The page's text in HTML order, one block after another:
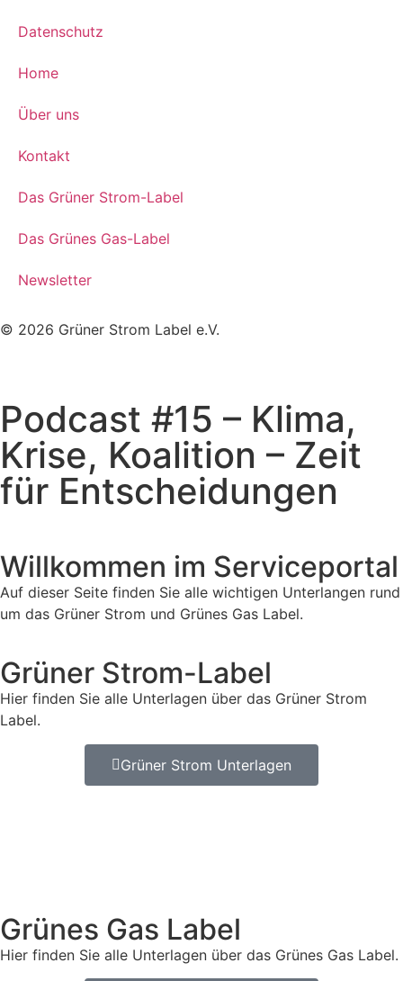
Datenschutz
Home
Über uns
Kontakt
Das Grüner Strom-Label
Das Grünes Gas-Label
Newsletter
© 2026 Grüner Strom Label e.V.
Podcast #15 – Klima,
Krise, Koalition – Zeit
für Entscheidungen
Willkommen im Serviceportal
Auf dieser Seite finden Sie alle wichtigen Unterlangen rund
um das Grüner Strom und Grünes Gas Label.
Grüner Strom-Label
Hier finden Sie alle Unterlagen über das Grüner Strom
Label.
Grüner Strom Unterlagen
Grünes Gas Label
Hier finden Sie alle Unterlagen über das Grünes Gas Label.